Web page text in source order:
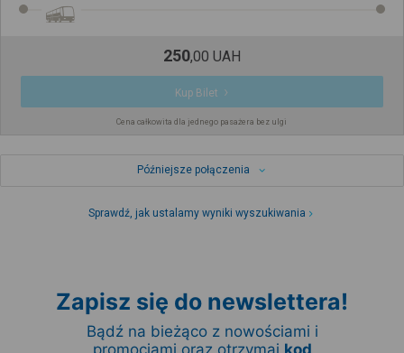
250,00 UAH
Kup Bilet
Cena całkowita dla jednego pasażera bez ulgi
Późniejsze połączenia
Sprawdź, jak ustalamy wyniki wyszukiwania
Zapisz się do newslettera!
Bądź na bieżąco z nowościami i
promocjami oraz otrzymaj kod